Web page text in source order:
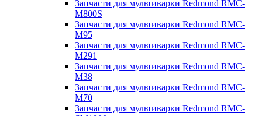
Запчасти для мультиварки Redmond RMC-
M800S
Запчасти для мультиварки Redmond RMC-
M95
Запчасти для мультиварки Redmond RMC-
M291
Запчасти для мультиварки Redmond RMC-
M38
Запчасти для мультиварки Redmond RMC-
M70
Запчасти для мультиварки Redmond RMC-